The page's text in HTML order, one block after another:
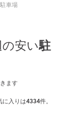
車場
安い駐
ます
に入りは4334件。